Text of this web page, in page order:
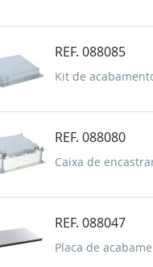
REF. 088085
Kit de
REF. 088080
Caixa de
REF. 088047
Placa de